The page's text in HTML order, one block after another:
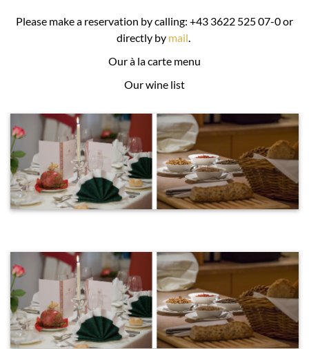
Please make a reservation by calling: +43 3622 525 07-0 or
directly by mail.
Our à la carte menu
Our wine list